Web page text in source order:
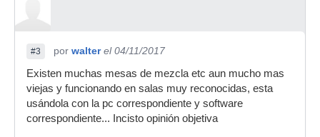
#3 por walter el 04/11/2017
Existen muchas mesas de mezcla etc aun mucho mas
viejas y funcionando en salas muy reconocidas, esta
usándola con la pc correspondiente y software
correspondiente... Incisto opinión objetiva